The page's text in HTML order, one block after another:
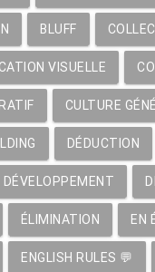
BLUFF
VISUELLE
CULTURE
DÉDUCTION
DÉVELOPPEMENT
ÉLIMINATION EN
ENGLISH RULES 💬